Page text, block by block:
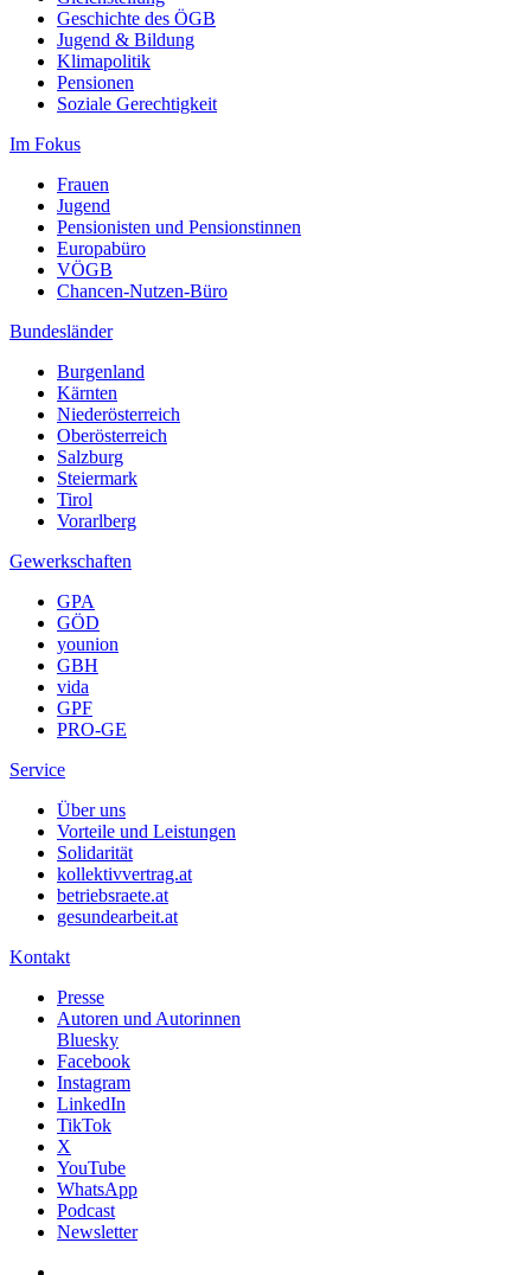
Geschichte des ÖGB
Jugend & Bildung
Klimapolitik
Pensionen
Soziale Gerechtigkeit
Im Fokus
Frauen
Jugend
Pensionisten und Pensionstinnen
Europabüro
VÖGB
Chancen-Nutzen-Büro
Bundesländer
Burgenland
Kärnten
Niederösterreich
Oberösterreich
Salzburg
Steiermark
Tirol
Vorarlberg
Gewerkschaften
GPA
GÖD
younion
GBH
vida
GPF
PRO-GE
Service
Über uns
Vorteile und Leistungen
Solidarität
kollektivvertrag.at
betriebsraete.at
gesundearbeit.at
Kontakt
Presse
Autoren und Autorinnen
Bluesky
Facebook
Instagram
LinkedIn
TikTok
X
YouTube
WhatsApp
Podcast
Newsletter